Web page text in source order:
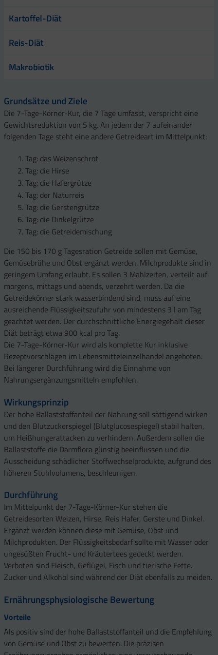
Kartoffel-Diät
Reis-Diät
Makrobiotik
Grundsätze und Ziele
Die 7-Tage-Körner-Kur, die 7 Tage umfasst, verspricht eine
Gewichtsreduktion von 5 kg. An jedem der 7 aufeinander
folgenden Tage steht eine andere Getreideart im Mittelpunkt:
Tag: das Weizenschrot
Tag: die Hirse
Tag: die Hafergrütze
Tag: der Naturreis
Tag: die Gerstengrütze
Tag: die Dinkelgrütze
Tag: die Getreidemischung
Die 150 bis 170 g Tagesration Getreide sollen mit Gemüse,
Gemüsebrühe und Obst ergänzt werden. Milchprodukte sind in
geringem Umfang erlaubt. Es sollen 3 Mahlzeiten, verteilt auf
morgens, mittags und abends, verzehrt werden. Da die
Getreidekörner stark wasserbindend sind, muss auf eine
ausreichende Flüssigkeitszufuhr von mindestens 3 l am Tag
geachtet werden. Der durchschnittliche Energiegehalt dieser
Diät beträgt etwa 900 kcal pro Tag.
Die 7-Tage-Körner-Kur wird als komplette Kur inklusive
Rezeptvorschlägen im Lebensmitteleinzelhandel angeboten.
Bei längerer Durchführung wird die Einnahme von
Nahrungsergänzungsmitteln empfohlen.
Wirkungsprinzip
Der hohe Ballaststoffanteil der Nahrung soll sättigend wirken
und den Blutzuckerspiegel (Blutglucosespiegel) stabil halten,
um Heißhungerattacken zu verhindern. Außerdem sollen die
Ballaststoffe die Darmflora günstig beeinflussen und die
Ausscheidung schädlicher Stoffwechselprodukte, aufgrund des
höheren Stuhlvolumens, beschleunigen.
Durchführung
Im Mittelpunkt der 7-Tage-Körner-Kur stehen die
Getreidesorten Weizen, Hirse, Reis Hafer, Gerste und Dinkel.
Ergänzt werden können diese mit Gemüse, Obst und
Milchprodukten. Der Flüssigkeitsbedarf sollte mit Wasser oder
ungesüßten Frucht- und Kräutertees gedeckt werden.
Verboten sind Fleisch, Geflügel, Fisch und tierische Fette.
Zucker und Alkohol sind während der Diät ebenfalls zu meiden.
Ernährungsphysiologische Bewertung
Vorteile
Als positiv sind der hohe Ballaststoffanteil und die Empfehlung
von Gemüse und Obst zu bewerten. Die präzisen